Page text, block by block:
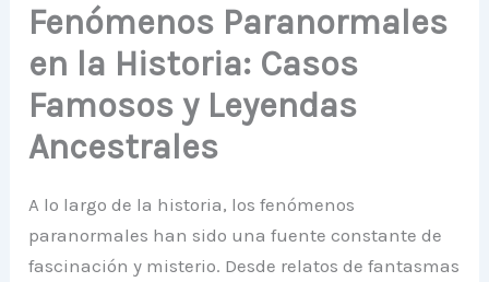
Fenómenos Paranormales
en la Historia: Casos
Famosos y Leyendas
Ancestrales
A lo largo de la historia, los fenómenos
paranormales han sido una fuente constante de
fascinación y misterio. Desde relatos de fantasmas